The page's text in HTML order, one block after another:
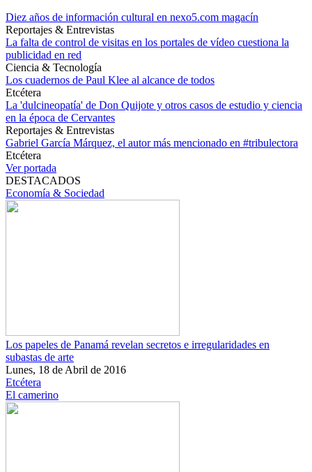
Diez años de información cultural en nexo5.com magacín
Reportajes & Entrevistas
La falta de control de visitas en los portales de vídeo cuestiona la
publicidad en red
Ciencia & Tecnología
Los cuadernos de Paul Klee al alcance de todos
Etcétera
La 'dulcineopatía' de Don Quijote y otros casos de estudio y ciencia
en la época de Cervantes
Reportajes & Entrevistas
Gabriel García Márquez, el autor más mencionado en #tribulectora
Etcétera
Ver portada
DESTACADOS
Economía & Sociedad
Los papeles de Panamá revelan secretos e irregularidades en
subastas de arte
Lunes, 18 de Abril de 2016
Etcétera
El camerino